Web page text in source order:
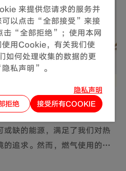
，完善家装定制化管道
缺的能源，满足了我们对热
追求。然而，燃气使用的安
绕家装场景打造定制化管道
来提供您请求的服务并
可以点击“全部接受”来接
击“全部拒绝”；使用本网
用Cookie，有关我们使
如何处理收集的数据的更
私声明”。
隐私声明
拒绝
接受所有COOKIE